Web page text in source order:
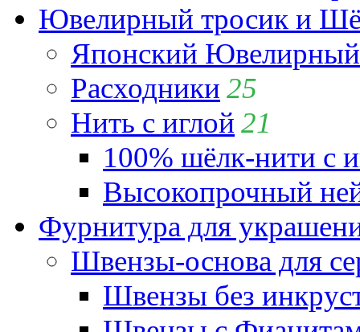
Ювелирный тросик и
Японский
Расходники 25
Нить с иглой 21
100% шёлк-нити с
Высокопрочный
Фурнитура для
Швензы-основа для
Швензы без